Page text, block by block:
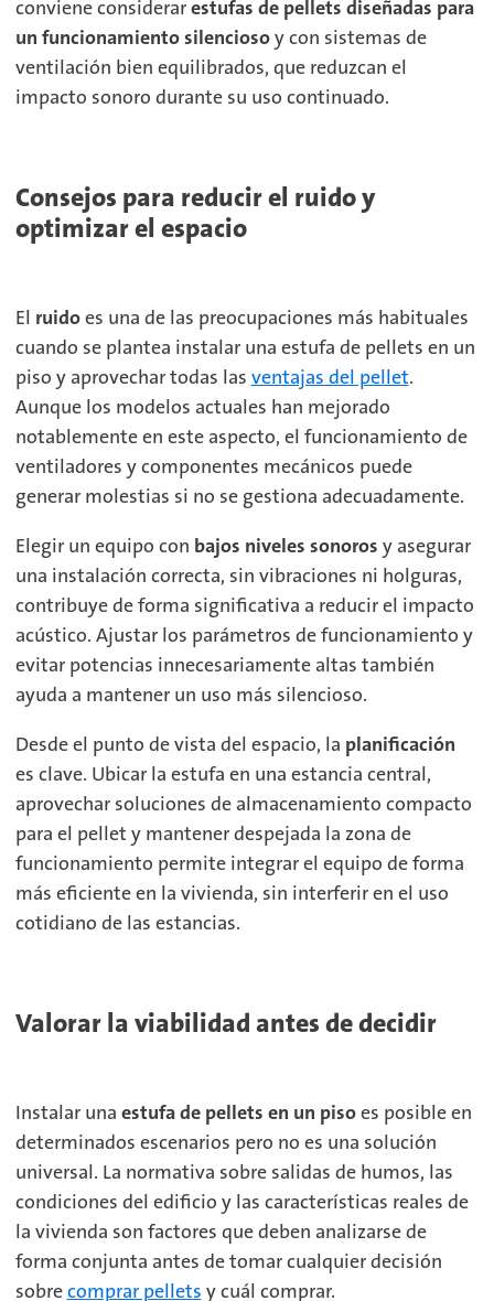
conviene considerarestufas de pellets diseñadas para
un funcionamiento silenciosoy con sistemas de
ventilación bien equilibrados, que reduzcan el
impacto sonoro durante su uso continuado.
Consejos para reducir el ruido y
optimizar el espacio
El ruidoes una de las preocupaciones más habituales
cuando se plantea instalar una estufa de pellets en un
piso y aprovechar todas las ventajas del pellet.
Aunque los modelos actuales han mejorado
notablemente en este aspecto, el funcionamiento de
ventiladores y componentes mecánicos puede
generar molestias si no se gestiona adecuadamente.
Elegir un equipo con bajos niveles sonoros y asegurar
una instalación correcta, sin vibraciones ni holguras,
contribuye de forma significativa a reducir el impacto
acústico. Ajustar los parámetros de funcionamiento y
evitar potencias innecesariamente altas también
ayuda a mantener un uso más silencioso.
Desde el punto de vista del espacio, la planificación
es clave. Ubicar la estufa en una estancia central,
aprovechar soluciones de almacenamiento compacto
para el pellet y mantener despejada la zona de
funcionamiento permite integrar el equipo de forma
más eficiente en la vivienda, sin interferir en el uso
cotidiano de las estancias.
Valorar la viabilidad antes de decidir
Instalar una estufa de pellets en un pisoes posible en
determinados escenarios pero no es una solución
universal. La normativa sobre salidas de humos, las
condiciones del edificio y las características reales de
la vivienda son factores que deben analizarse de
forma conjunta antes de tomar cualquier decisión
sobrecomprar pellets y cuál comprar.